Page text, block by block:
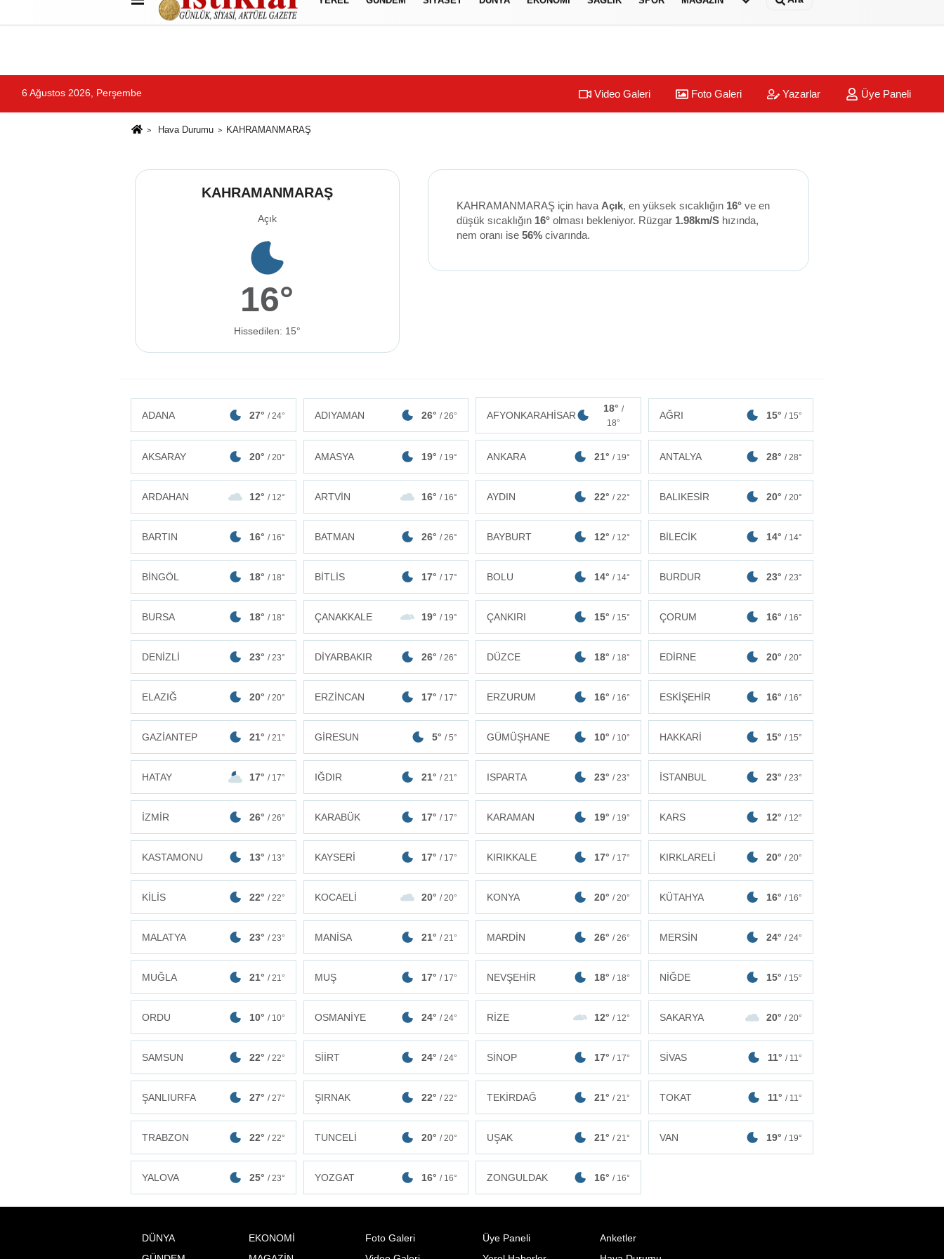
Künye İletişim Çerez Politikası
6 Ağustos 2026, Perşembe Video Galeri Foto Galeri Yazarlar Üye Paneli
Hava Durumu KAHRAMANMARAŞ
KAHRAMANMARAŞ
Açık
16°
Hissedilen: 15°
KAHRAMANMARAŞ için hava Açık, en yüksek sıcaklığın 16°ve en
düşük sıcaklığın 16°olması bekleniyor. Rüzgar 1.98km/Shızında,
nem oranı ise 56%civarında.
ADANA 27° / 24° ADIYAMAN 26° / 26° AFYONKARAHİSAR
18° /
18°
AĞRI 15° / 15°
AKSARAY 20° / 20° AMASYA 19° / 19° ANKARA 21° / 19° ANTALYA 28° / 28°
ARDAHAN 12° / 12° ARTVİN 16° / 16° AYDIN 22° / 22° BALIKESİR 20° / 20°
BARTIN 16° / 16° BATMAN 26° / 26° BAYBURT 12° / 12° BİLECİK 14° / 14°
BİNGÖL 18° / 18° BİTLİS 17° / 17° BOLU 14° / 14° BURDUR 23° / 23°
BURSA 18° / 18° ÇANAKKALE 19° / 19° ÇANKIRI 15° / 15° ÇORUM 16° / 16°
DENİZLİ 23° / 23° DİYARBAKIR 26° / 26° DÜZCE 18° / 18° EDİRNE 20° / 20°
ELAZIĞ 20° / 20° ERZİNCAN 17° / 17° ERZURUM 16° / 16° ESKİŞEHİR 16° / 16°
GAZİANTEP 21° / 21° GİRESUN 5° / 5° GÜMÜŞHANE 10° / 10° HAKKARİ 15° / 15°
HATAY 17° / 17° IĞDIR 21° / 21° ISPARTA 23° / 23° İSTANBUL 23° / 23°
İZMİR 26° / 26° KARABÜK 17° / 17° KARAMAN 19° / 19° KARS 12° / 12°
KASTAMONU 13° / 13° KAYSERİ 17° / 17° KIRIKKALE 17° / 17° KIRKLARELİ 20° / 20°
KİLİS 22° / 22° KOCAELİ 20° / 20° KONYA 20° / 20° KÜTAHYA 16° / 16°
MALATYA 23° / 23° MANİSA 21° / 21° MARDİN 26° / 26° MERSİN 24° / 24°
MUĞLA 21° / 21° MUŞ 17° / 17° NEVŞEHİR 18° / 18° NİĞDE 15° / 15°
ORDU 10° / 10° OSMANİYE 24° / 24° RİZE 12° / 12° SAKARYA 20° / 20°
SAMSUN 22° / 22° SİİRT 24° / 24° SİNOP 17° / 17° SİVAS 11° / 11°
ŞANLIURFA 27° / 27° ŞIRNAK 22° / 22° TEKİRDAĞ 21° / 21° TOKAT 11° / 11°
TRABZON 22° / 22° TUNCELİ 20° / 20° UŞAK 21° / 21° VAN 19° / 19°
YALOVA 25° / 23° YOZGAT 16° / 16° ZONGULDAK 16° / 16°
DÜNYA
EKONOMİ
Foto Galeri
Üye Paneli
Anketler